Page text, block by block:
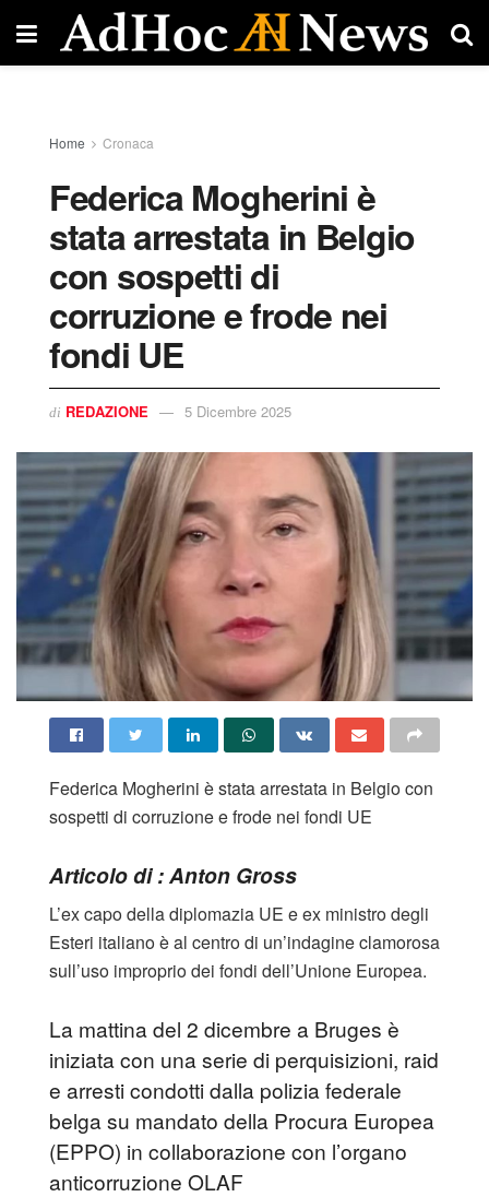
Home Cronaca
Federica Mogherini è
stata arrestata in Belgio
con sospetti di
corruzione e frode nei
fondi UE
di REDAZIONE 5 Dicembre 2025
Federica Mogherini è stata arrestata in Belgio con
sospetti di corruzione e frode nei fondi UE
Articolo di : Anton Gross
L’ex capo della diplomazia UE e ex ministro degli
Esteri italiano è al centro di un’indagine clamorosa
sull’uso improprio dei fondi dell’Unione Europea.
La mattina del 2 dicembre a Bruges è
iniziata con una serie di perquisizioni, raid
e arresti condotti dalla polizia federale
belga su mandato della Procura Europea
(EPPO) in collaborazione con l’organo
anticorruzione OLAF